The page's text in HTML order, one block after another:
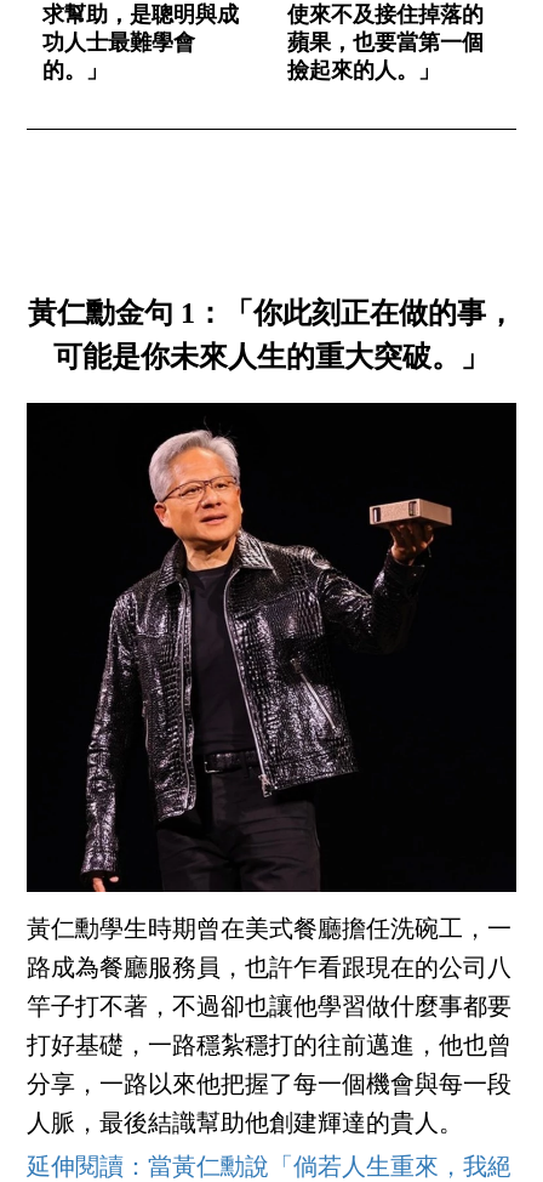
求幫助，是聰明與成
功人士最難學會
的。」
使來不及接住掉落的
蘋果，也要當第一個
撿起來的人。」
黃仁勳金句 1：「你此刻正在做的事，
可能是你未來人生的重大突破。」
黃仁勳學生時期曾在美式餐廳擔任洗碗工，一
路成為餐廳服務員，也許乍看跟現在的公司八
竿子打不著，不過卻也讓他學習做什麼事都要
打好基礎，一路穩紮穩打的往前邁進，他也曾
分享，一路以來他把握了每一個機會與每一段
人脈，最後結識幫助他創建輝達的貴人。
延伸閱讀：當黃仁勳說「倘若人生重來，我絕